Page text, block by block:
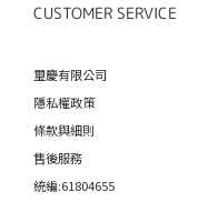
CUSTOMER SERVICE
璽慶有限公司
隱私權政策
條款與細則
售後服務
統編:61804655